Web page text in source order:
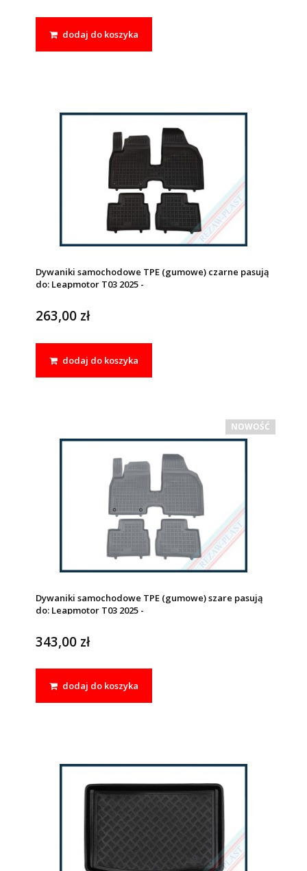
dodaj do koszyka
Dywaniki samochodowe TPE (gumowe) czarne pasują
do: Leapmotor T03 2025 -
263,00 zł
dodaj do koszyka
Dywaniki samochodowe TPE (gumowe) szare pasują
do: Leapmotor T03 2025 -
343,00 zł
dodaj do koszyka
NOWOŚĆ